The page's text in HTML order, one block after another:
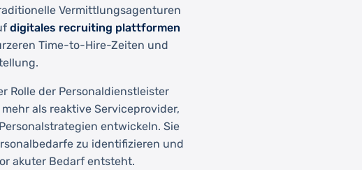
Vermittlungsagenturen
digitales recruiting plattformen
Time-to-Hire-Zeiten und
Rolle der Personaldienstleister
als reaktive Serviceprovider,
entwickeln. Sie
zu identifizieren und
akuter Bedarf entsteht.